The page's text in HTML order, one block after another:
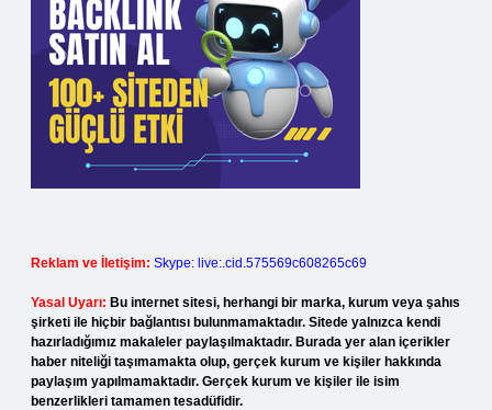
Reklam ve İletişim: Skype: live:.cid.575569c608265c69
Yasal Uyarı: Bu internet sitesi, herhangi bir marka, kurum veya şahıs
şirketi ile hiçbir bağlantısı bulunmamaktadır. Sitede yalnızca kendi
hazırladığımız makaleler paylaşılmaktadır. Burada yer alan içerikler
haber niteliği taşımamakta olup, gerçek kurum ve kişiler hakkında
paylaşım yapılmamaktadır. Gerçek kurum ve kişiler ile isim
benzerlikleri tamamen tesadüfidir.